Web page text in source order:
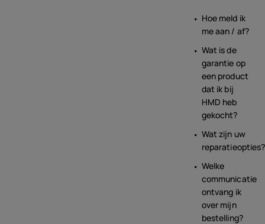
Hoe meld ik
me aan / af?
Wat is de
garantie op
een product
dat ik bij
HMD heb
gekocht?
Wat zijn uw
reparatieopties?
Welke
communicatie
ontvang ik
over mijn
bestelling?